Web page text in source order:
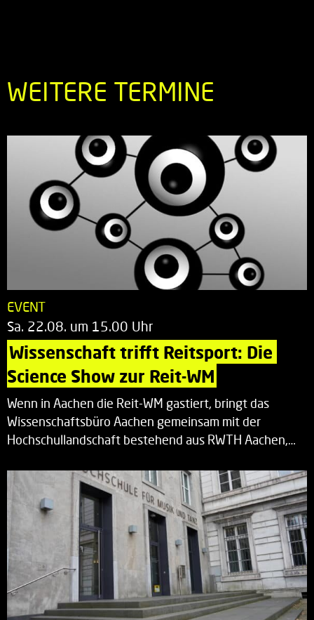
WEITERE TERMINE
EVENT
Sa. 22.08. um 15.00 Uhr
Wissenschaft trifft Reitsport: Die
Science Show zur Reit-WM
Wenn in Aachen die Reit-WM gastiert, bringt das
Wissenschaftsbüro Aachen gemeinsam mit der
Hochschullandschaft bestehend aus RWTH Aachen,…